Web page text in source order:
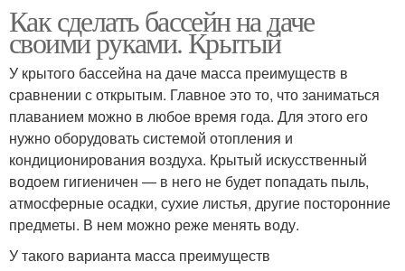
Как сделать бассейн на даче
своими руками. Крытый
У крытого бассейна на даче масса преимуществ в
сравнении с открытым. Главное это то, что заниматься
плаванием можно в любое время года. Для этого его
нужно оборудовать системой отопления и
кондиционирования воздуха. Крытый искусственный
водоем гигиеничен — в него не будет попадать пыль,
атмосферные осадки, сухие листья, другие посторонние
предметы. В нем можно реже менять воду.
У такого варианта масса преимуществ